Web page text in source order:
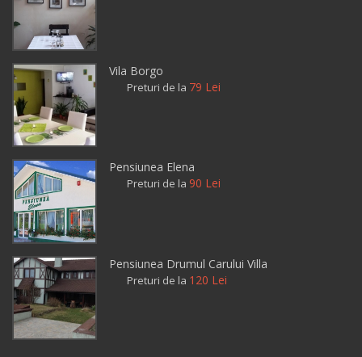
Vila Borgo
Preturi de la 79 Lei
Pensiunea Elena
Preturi de la 90 Lei
Pensiunea Drumul Carului Villa
Preturi de la 120 Lei